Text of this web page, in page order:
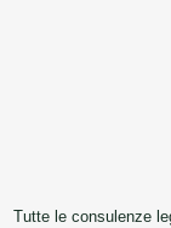
Tutte le consulenze